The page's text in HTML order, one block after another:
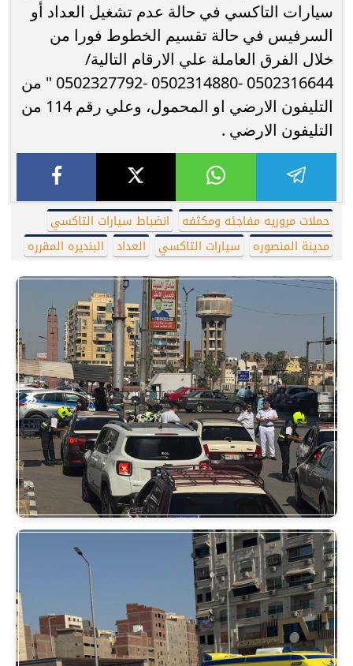
سيارات التاكسي في حالة عدم تشغيل العداد أو
السرفيس في حالة تقسيم الخطوط فورا من
خلال الفرق العاملة علي الارقام التالية/
0502316644 -0502314880 -0502327792 " من
التليفون الارضي او المحمول، وعلي رقم 114 من
التليفون الارضي .
حملات مروريه مفاجئه ومكثفه
انضباط سيارات التاكسي
مدينة المنصوره
سيارات التاكسي العداد البنديره المقرره